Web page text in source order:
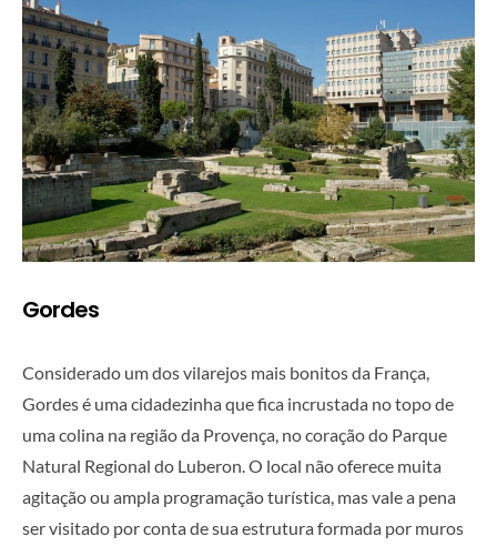
Gordes
Considerado um dos vilarejos mais bonitos da França,
Gordes é uma cidadezinha que fica incrustada no topo de
uma colina na região da Provença, no coração do Parque
Natural Regional do Luberon. O local não oferece muita
agitação ou ampla programação turística, mas vale a pena
ser visitado por conta de sua estrutura formada por muros